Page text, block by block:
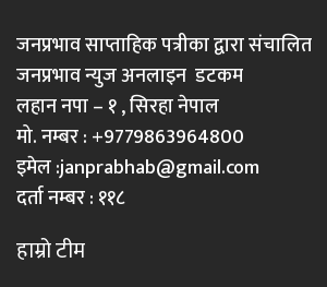
जनप्रभाव साप्ताहिक पत्रीका द्वारा संचालित
जनप्रभाव न्युज अनलाइन डटकम
लहान नपा – १ , सिरहा नेपाल
मो. नम्बर : +9779863964800
इमेल :janprabhab@gmail.com
दर्ता नम्बर : ११८
हाम्रो टीम